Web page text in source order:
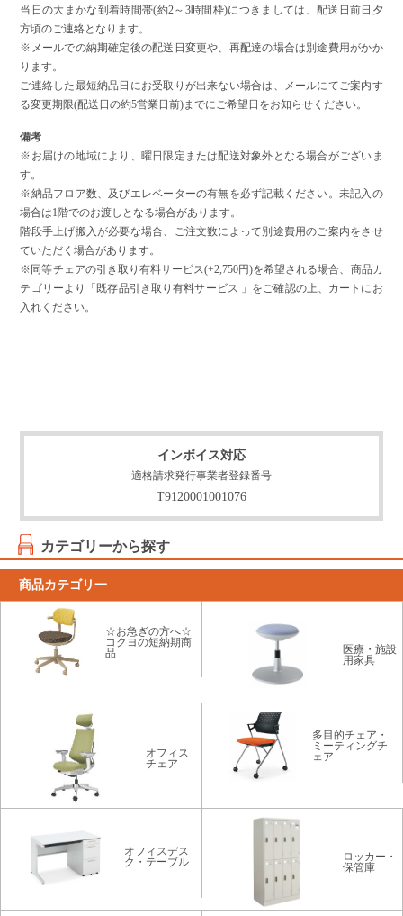
当日の大まかな到着時間帯(約2～3時間枠)につきましては、配送日前日夕
方頃のご連絡となります。
※メールでの納期確定後の配送日変更や、再配達の場合は別途費用がかか
ります。
ご連絡した最短納品日にお受取りが出来ない場合は、メールにてご案内す
る変更期限(配送日の約5営業日前)までにご希望日をお知らせください。
備考
※お届けの地域により、曜日限定または配送対象外となる場合がございま
す。
※納品フロア数、及びエレベーターの有無を必ず記載ください。未記入の
場合は1階でのお渡しとなる場合があります。
階段手上げ搬入が必要な場合、ご注文数によって別途費用のご案内をさせ
ていただく場合があります。
※同等チェアの引き取り有料サービス(+2,750円)を希望される場合、商品カ
テゴリーより「既存品引き取り有料サービス 」をご確認の上、カートにお
入れください。
インボイス対応
適格請求発行事業者登録番号
T9120001001076
カテゴリーから探す
商品カテゴリ一
☆お急ぎの方へ☆
コクヨの短納期商
品
医療・施設
用家具
オフィス
チェア
多目的チェア・
ミーティングチ
ェア
オフィスデス
ク・テーブル
ロッカー・
保管庫